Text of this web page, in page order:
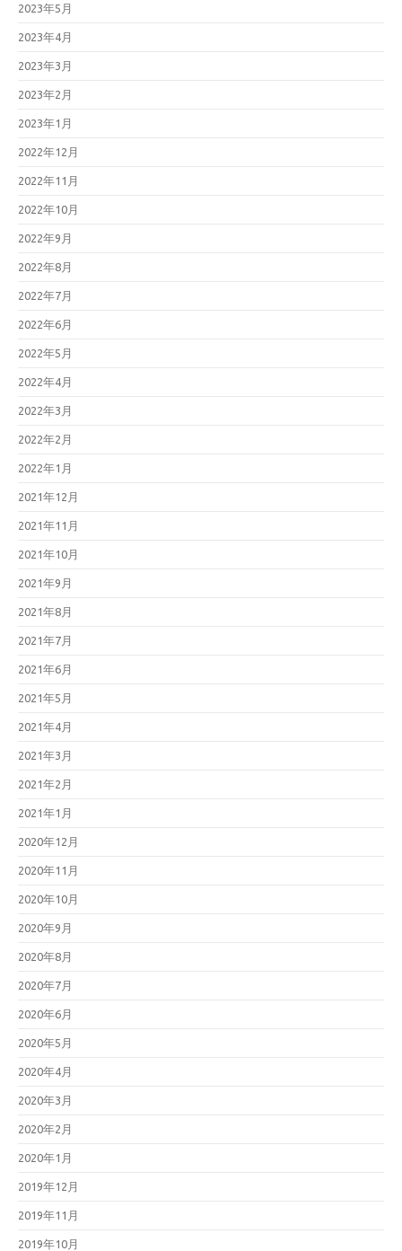
2023年5月
2023年4月
2023年3月
2023年2月
2023年1月
2022年12月
2022年11月
2022年10月
2022年9月
2022年8月
2022年7月
2022年6月
2022年5月
2022年4月
2022年3月
2022年2月
2022年1月
2021年12月
2021年11月
2021年10月
2021年9月
2021年8月
2021年7月
2021年6月
2021年5月
2021年4月
2021年3月
2021年2月
2021年1月
2020年12月
2020年11月
2020年10月
2020年9月
2020年8月
2020年7月
2020年6月
2020年5月
2020年4月
2020年3月
2020年2月
2020年1月
2019年12月
2019年11月
2019年10月